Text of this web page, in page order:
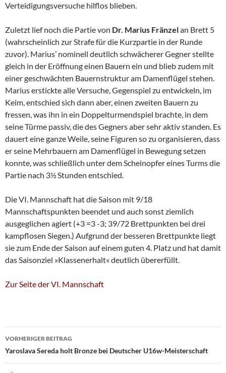
Verteidigungsversuche hilflos blieben.
Zuletzt lief noch die Partie von Dr. Marius Fränzelan Brett 5
(wahrscheinlich zur Strafe für die Kurzpartie in der Runde
zuvor). Marius’ nominell deutlich schwächerer Gegner stellte
gleich in der Eröffnung einen Bauern ein und blieb zudem mit
einer geschwächten Bauernstruktur am Damenflügel stehen.
Marius erstickte alle Versuche, Gegenspiel zu entwickeln, im
Keim, entschied sich dann aber, einen zweiten Bauern zu
fressen, was ihn in ein Doppelturmendspiel brachte, in dem
seine Türme passiv, die des Gegners aber sehr aktiv standen. Es
dauert eine ganze Weile, seine Figuren so zu organisieren, dass
er seine Mehrbauern am Damenflügel in Bewegung setzen
konnte, was schließlich unter dem Scheinopfer eines Turms die
Partie nach 3½ Stunden entschied.
Die VI. Mannschaft hat die Saison mit 9/18
Mannschaftspunkten beendet und auch sonst ziemlich
ausgeglichen agiert (+3 =3 -3; 39/72 Brettpunkten bei drei
kampflosen Siegen.) Aufgrund der besseren Brettpunkte liegt
sie zum Ende der Saison auf einem guten 4. Platz und hat damit
das Saisonziel »Klassenerhalt« deutlich übererfüllt.
Zur Seite der VI. Mannschaft
Beitragsnavigation
VORHERIGER BEITRAG
Yaroslava Sereda holt Bronze bei Deutscher U16w-Meisterschaft